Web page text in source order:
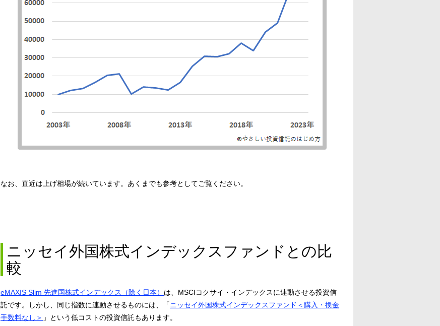
なお、直近は上げ相場が続いています。あくまでも参考としてご覧ください。
ニッセイ外国株式インデックスファンドとの比
較
eMAXIS Slim 先進国株式インデックス（除く日本） は、MSCIコクサイ・インデックスに連動させる投資信
託です。しかし、同じ指数に連動させるものには、「ニッセイ外国株式インデックスファンド＜購入・換金
手数料なし＞ 」という低コストの投資信託もあります。